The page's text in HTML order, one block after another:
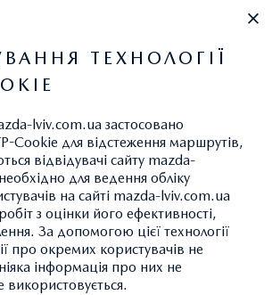
MAZDA CX-30:
ОБЛАДНАННЯ
ДО КАТАЛОГУ АКСЕСУАРІВ
ТЕХНОЛОГІЇ
lviv.com.ua застосовано
Cookie для відстеження маршрутів,
відвідувачі сайту mazda-
для ведення обліку
на сайті mazda-lviv.com.ua
з оцінки його ефективності,
За допомогою цієї технології
про окремих користувачів не
інформація про них не
використовується.